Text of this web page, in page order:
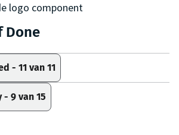
logo component
Done
- 11 van 11
- 9 van 15